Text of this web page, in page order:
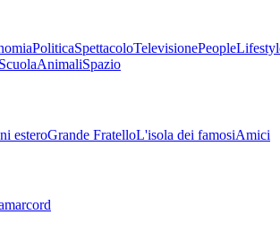
PoliticaSpettacoloTelevisionePeople
ScuolaAnimaliSpazio
esteroGrande FratelloL'isola dei famosiAmici